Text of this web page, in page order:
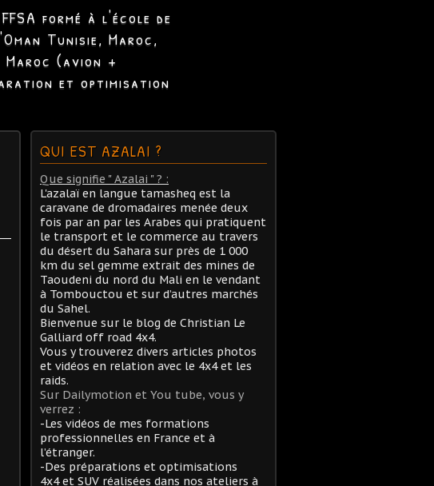
formé à l'école de
Tunisie, Maroc,
(avion +
et optimisation
QUI EST AZALAI ?
Que signifie " Azalai " ? :
L'azalaï en langue tamasheq est la
caravane de dromadaires menée deux
fois par an par les Arabes qui pratiquent
le transport et le commerce au travers
du désert du Sahara sur près de 1 000
km du sel gemme extrait des mines de
Taoudeni du nord du Mali en le vendant
à Tombouctou et sur d’autres marchés
du Sahel.
Bienvenue sur le blog de Christian Le
Galliard off road 4x4.
Vous y trouverez divers articles photos
et vidéos en relation avec le 4x4 et les
raids.
Sur Dailymotion et You tube, vous y
verrez :
-Les vidéos de mes formations
professionnelles en France et à
l’étranger.
-Des préparations et optimisations
4x4 et SUV réalisées dans nos ateliers à